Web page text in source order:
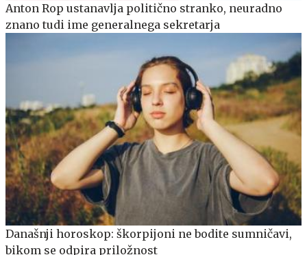
Anton Rop ustanavlja politično stranko, neuradno
znano tudi ime generalnega sekretarja
Današnji horoskop: škorpijoni ne bodite sumničavi,
bikom se odpira priložnost